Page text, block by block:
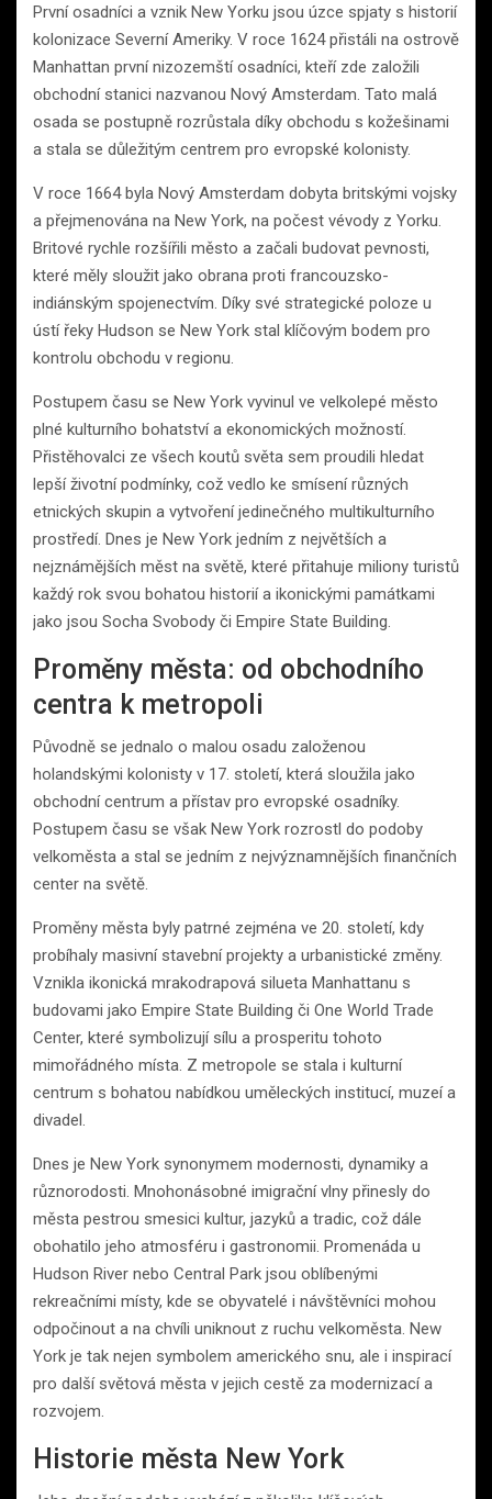
První osadníci a vznik New Yorku jsou úzce spjaty s historií
kolonizace Severní Ameriky. V roce 1624 přistáli na ostrově
Manhattan první nizozemští osadníci, kteří zde založili
obchodní stanici nazvanou Nový Amsterdam. Tato malá
osada se postupně rozrůstala díky obchodu s kožešinami
a stala se důležitým centrem pro evropské kolonisty.
V roce 1664 byla Nový Amsterdam dobyta britskými vojsky
a přejmenována na New York, na počest vévody z Yorku.
Britové rychle rozšířili město a začali budovat pevnosti,
které měly sloužit jako obrana proti francouzsko-
indiánským spojenectvím. Díky své strategické poloze u
ústí řeky Hudson se New York stal klíčovým bodem pro
kontrolu obchodu v regionu.
Postupem času se New York vyvinul ve velkolepé město
plné kulturního bohatství a ekonomických možností.
Přistěhovalci ze všech koutů světa sem proudili hledat
lepší životní podmínky, což vedlo ke smísení různých
etnických skupin a vytvoření jedinečného multikulturního
prostředí. Dnes je New York jedním z největších a
nejznámějších měst na světě, které přitahuje miliony turistů
každý rok svou bohatou historií a ikonickými památkami
jako jsou Socha Svobody či Empire State Building.
Proměny města: od obchodního
centra k metropoli
Původně se jednalo o malou osadu založenou
holandskými kolonisty v 17. století, která sloužila jako
obchodní centrum a přístav pro evropské osadníky.
Postupem času se však New York rozrostl do podoby
velkoměsta a stal se jedním z nejvýznamnějších finančních
center na světě.
Proměny města byly patrné zejména ve 20. století, kdy
probíhaly masivní stavební projekty a urbanistické změny.
Vznikla ikonická mrakodrapová silueta Manhattanu s
budovami jako Empire State Building či One World Trade
Center, které symbolizují sílu a prosperitu tohoto
mimořádného místa. Z metropole se stala i kulturní
centrum s bohatou nabídkou uměleckých institucí, muzeí a
divadel.
Dnes je New York synonymem modernosti, dynamiky a
různorodosti. Mnohonásobné imigrační vlny přinesly do
města pestrou smesici kultur, jazyků a tradic, což dále
obohatilo jeho atmosféru i gastronomii. Promenáda u
Hudson River nebo Central Park jsou oblíbenými
rekreačními místy, kde se obyvatelé i návštěvníci mohou
odpočinout a na chvíli uniknout z ruchu velkoměsta. New
York je tak nejen symbolem amerického snu, ale i inspirací
pro další světová města v jejich cestě za modernizací a
rozvojem.
Historie města New York